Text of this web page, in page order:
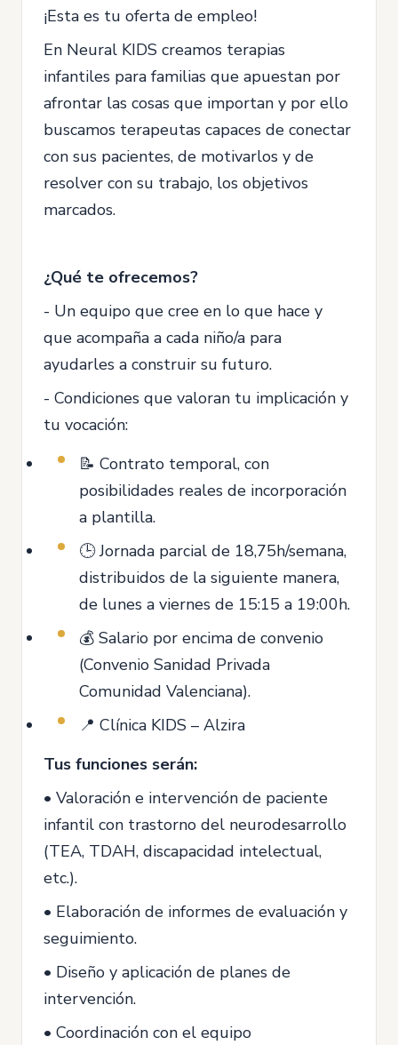
¡Esta es tu oferta de empleo!
En Neural KIDS creamos terapias
infantiles para familias que apuestan por
afrontar las cosas que importan y por ello
buscamos terapeutas capaces de conectar
con sus pacientes, de motivarlos y de
resolver con su trabajo, los objetivos
marcados.
¿Qué te ofrecemos?
- Un equipo que cree en lo que hace y
que acompaña a cada niño/a para
ayudarles a construir su futuro.
- Condiciones que valoran tu implicación y
tu vocación:
📝 Contrato temporal, con
posibilidades reales de incorporación
a plantilla.
🕒 Jornada parcial de 18,75h/semana,
distribuidos de la siguiente manera,
de lunes a viernes de 15:15 a 19:00h.
💰 Salario por encima de convenio
(Convenio Sanidad Privada
Comunidad Valenciana).
📍 Clínica KIDS – Alzira
Tus funciones serán:
• Valoración e intervención de paciente
infantil con trastorno del neurodesarrollo
(TEA, TDAH, discapacidad intelectual,
etc.).
• Elaboración de informes de evaluación y
seguimiento.
• Diseño y aplicación de planes de
intervención.
• Coordinación con el equipo